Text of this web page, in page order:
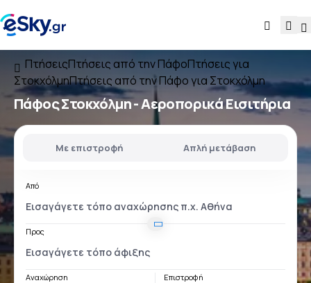
ΠτήσειςΠτήσεις από την ΠάφοΠτήσεις για
ΣτοκχόλμηΠτήσεις από την Πάφο για Στοκχόλμη
Πάφος Στοκχόλμη- Αεροπορικά Εισιτήρια
Με επιστροφή Απλή μετάβαση
Από
Προς
Αναχώρηση Επιστροφή